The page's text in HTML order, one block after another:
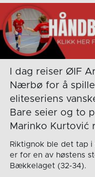
I dag reiser ØIF
Nærbø for å
eliteseriens
Bare seier og to
Marinko Kurtović
Riktignok ble det tap
er for en av høstens
Bækkelaget (32-34).